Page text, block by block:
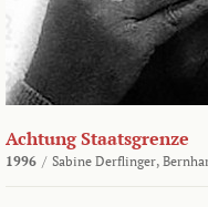
Achtung Staatsgrenze
1996 / Sabine Derflinger,